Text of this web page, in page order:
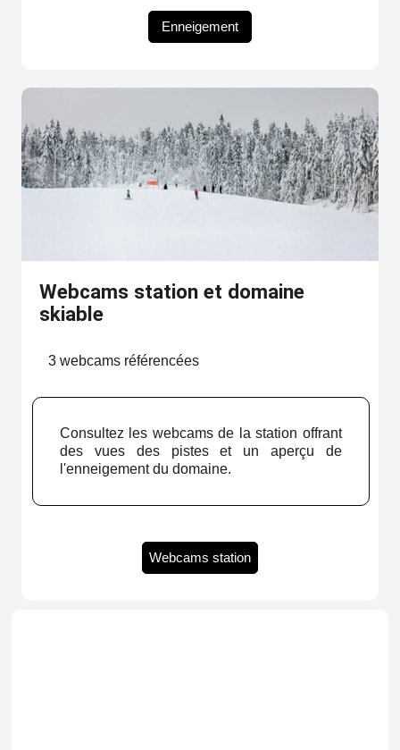
Enneigement
Webcams station et domaine
skiable
3 webcams référencées
Consultez les webcams de la station offrant
des vues des pistes et un aperçu de
l'enneigement du domaine.
Webcams station